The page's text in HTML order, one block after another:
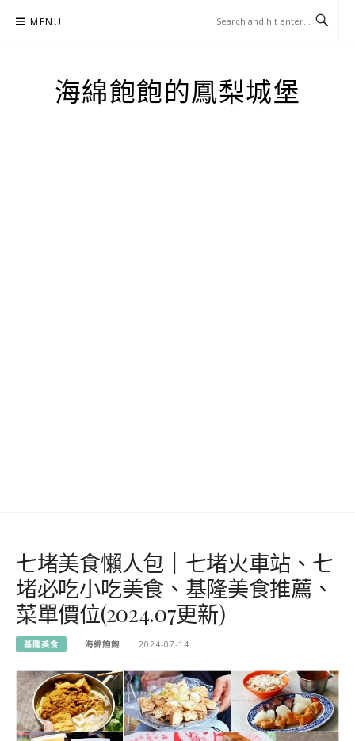
MENU
海綿飽飽的鳳梨城堡
七堵美食懶人包｜七堵火車站、七
堵必吃小吃美食、基隆美食推薦、
菜單價位(2024.07更新)
基隆美食 海綿飽飽 2024-07-14